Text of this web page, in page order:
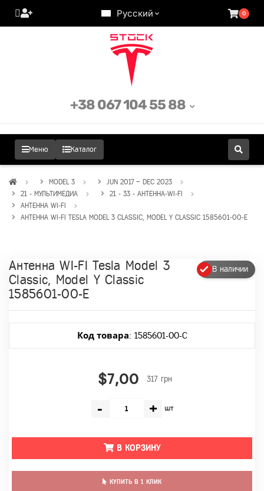
Русский 0
Меню Каталог
+38 067 104 55 88
MODEL 3
JUN 2017 – DEC 2023
21 - МУЛЬТИМЕДИА
21 - 33 - АНТЕННА-WI-FI
АНТЕННА WI-FI
АНТЕННА WI-FI TESLA MODEL 3 CLASSIC, MODEL Y CLASSIC 1585601-00-E
В наличии
Антенна WI-FI Tesla Model 3
Classic, Model Y Classic
1585601-00-E
Код товара: 1585601-00-C
$7,00 317 грн
- + шт
В КОРЗИНУ
КУПИТЬ В 1 КЛИК